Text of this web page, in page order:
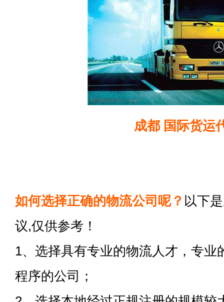
成都 国际货运
如何选择正确的物流公司呢？ 以下
议,仅供参考！
1、选择具有专业的物流人才，专业
程序的公司；